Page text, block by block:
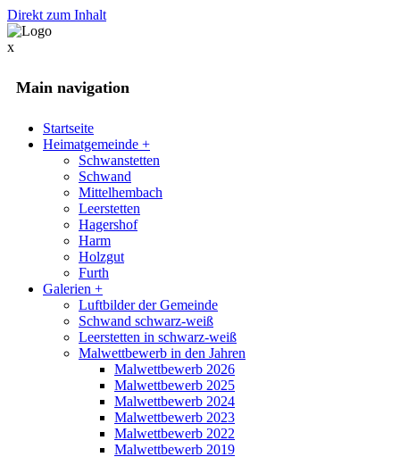
Direkt zum Inhalt
x
Main navigation
Startseite
Heimatgemeinde +
Schwanstetten
Schwand
Mittelhembach
Leerstetten
Hagershof
Harm
Holzgut
Furth
Galerien +
Luftbilder der Gemeinde
Schwand schwarz-weiß
Leerstetten in schwarz-weiß
Malwettbewerb in den Jahren
Malwettbewerb 2026
Malwettbewerb 2025
Malwettbewerb 2024
Malwettbewerb 2023
Malwettbewerb 2022
Malwettbewerb 2019